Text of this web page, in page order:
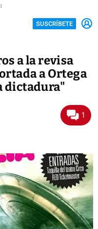
SUSCRÍBETE
a la revisa
a Ortega
dictadura"
1